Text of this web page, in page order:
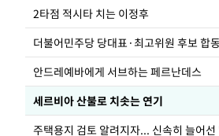
2타점 적시타 치는 이정후
안드레예바에게 서브하는 페르난데스
세르비아 산불로 치솟는 연기